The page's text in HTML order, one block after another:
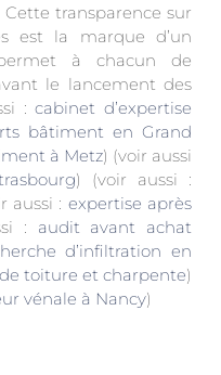
transparence sur
est la marque d’un
à chacun de
le lancement des
:cabinet d’expertise
bâtiment en Grand
à Metz) (voir aussi
) (voir aussi :
aussi : expertise après
: audit avant achat
d’infiltration en
toiture et charpente)
vénale à Nancy)